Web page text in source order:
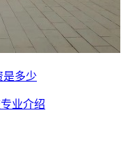
是多少
业介绍